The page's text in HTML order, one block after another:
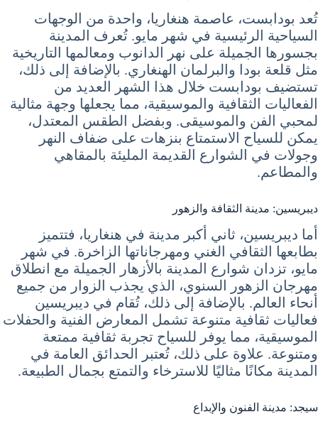
تُعد بودابست، عاصمة هنغاريا، واحدة من الوجهات
السياحية الرئيسية في شهر مايو. تُعرف المدينة
بجسورها الجميلة على نهر الدانوب ومعالمها التاريخية
مثل قلعة بودا والبرلمان الهنغاري. بالإضافة إلى ذلك،
تستضيف بودابست خلال هذا الشهر العديد من
الفعاليات الثقافية والموسيقية، مما يجعلها وجهة مثالية
لمحبي الفن والموسيقى. وبفضل الطقس المعتدل،
يمكن للسياح الاستمتاع بنزهات على ضفاف النهر
وجولات في الشوارع القديمة المليئة بالمقاهي
والمطاعم.
ديبريسين: مدينة الثقافة والزهور
أما ديبريسين، ثاني أكبر مدينة في هنغاريا، فتتميز
بطابعها الثقافي الغني ومهرجاناتها الزاخرة. في شهر
مايو، تزدان شوارع المدينة بالأزهار الجميلة مع انطلاق
مهرجان الزهور السنوي، الذي يجذب الزوار من جميع
أنحاء العالم. بالإضافة إلى ذلك، تُقام في ديبريسين
فعاليات ثقافية متنوعة تشمل المعارض الفنية والحفلات
الموسيقية، مما يوفر للسياح تجربة ثقافية ممتعة
ومتنوعة. علاوة على ذلك، تُعتبر الحدائق العامة في
المدينة مكانًا مثاليًا للاسترخاء والتمتع بجمال الطبيعة.
سيجد: مدينة الفنون والإبداع